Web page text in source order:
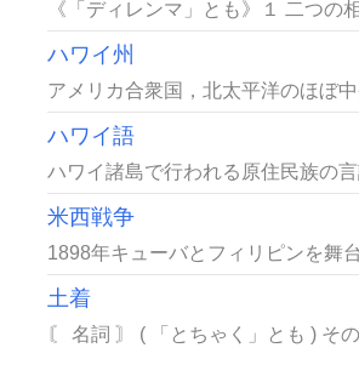
《「ディレンマ」とも》１ 二つ
ハワイ州
アメリカ合衆国，北太平洋のほぼ
ハワイ語
ハワイ諸島で行われる原住民族の
米西戦争
1898年キューバとフィリピンを舞
土着
〘 名詞 〙 ( 「とちゃく」とも ) そ